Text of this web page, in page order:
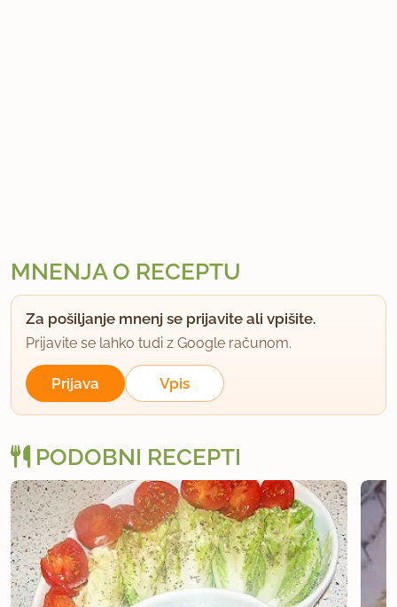
MNENJA O RECEPTU
Za pošiljanje mnenj se prijavite ali vpišite.
Prijavite se lahko tudi z Google računom.
Prijava Vpis
PODOBNI RECEPTI